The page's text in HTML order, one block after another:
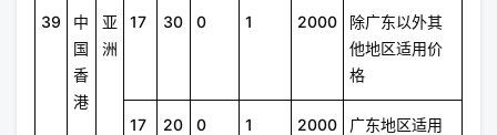
39
中
国
香
港
亚
洲
17 30 0 1 2000
除广东以外其
他地区适用价
格
17 20 0 1 2000
广东地区适用